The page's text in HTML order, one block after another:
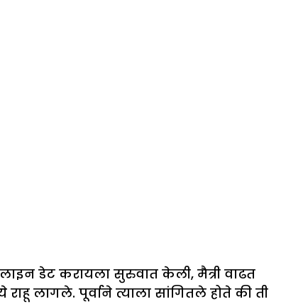
डेट करायला सुरुवात केली, मैत्री वाढत
राहू लागले. पूर्वाने त्याला सांगितले होते की ती